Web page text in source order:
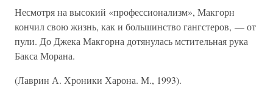
Несмотря на высокий «профессионализм», Макгорн
кончил свою жизнь, как и большинство гангстеров, — от
пули. До Джека Макгорна дотянулась мстительная рука
Бакса Морана.
(Лаврин А. Хроники Харона. М., 1993).